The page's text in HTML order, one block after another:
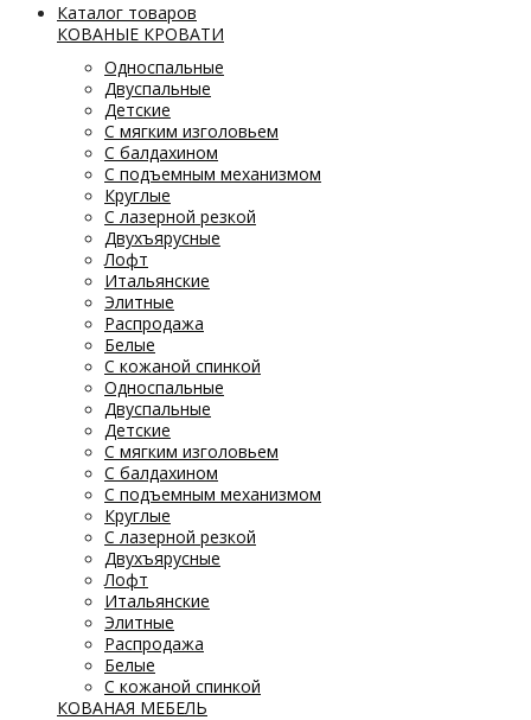
Каталог товаров
КОВАНЫЕ КРОВАТИ
Односпальные
Двуспальные
Детские
С мягким изголовьем
С балдахином
С подъемным механизмом
Круглые
С лазерной резкой
Двухъярусные
Лофт
Итальянские
Элитные
Распродажа
Белые
С кожаной спинкой
Односпальные
Двуспальные
Детские
С мягким изголовьем
С балдахином
С подъемным механизмом
Круглые
С лазерной резкой
Двухъярусные
Лофт
Итальянские
Элитные
Распродажа
Белые
С кожаной спинкой
КОВАНАЯ МЕБЕЛЬ